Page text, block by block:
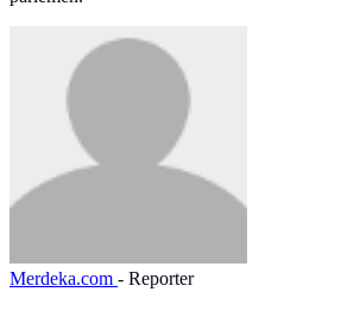
Merdeka.com - Reporter